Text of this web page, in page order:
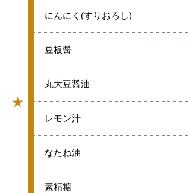
★
グループ
★
にんにく(すりおろし)
★
豆板醤
★
丸大豆醤油
★
レモン汁
★
なたね油
★
素精糖